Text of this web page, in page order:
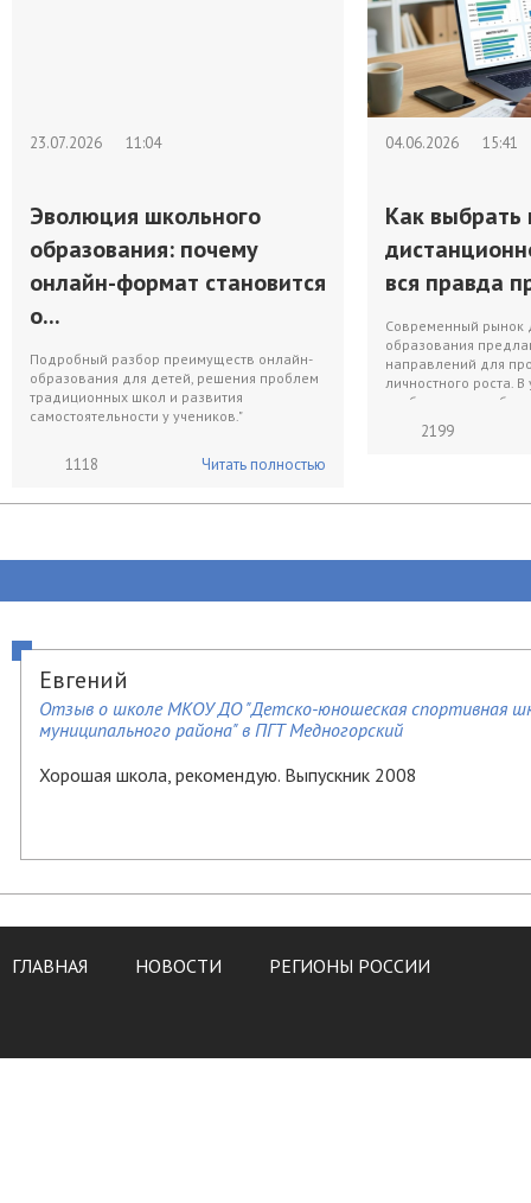
23.07.2026 11:04
Эволюция школьного
образования: почему
онлайн-формат становится
о...
Подробный разбор преимуществ онлайн-
образования для детей, решения проблем
традиционных школ и развития
самостоятельности у учеников."
1118 Читать полностью
04.06.2026 15:41
Как выбрать
вся правда
Современный рынок
образования
направлений для
личностного роста. В
изобилия перед
2199
Евгений
Отзыв о школе МКОУ ДО "Детско-юношеская спортивная
муниципального района" в ПГТ Медногорский
Хорошая школа, рекомендую. Выпускник 2008
ГЛАВНАЯ НОВОСТИ РЕГИОНЫ РОССИИ